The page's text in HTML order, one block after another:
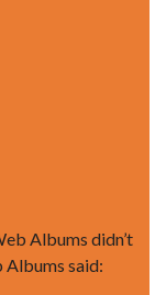
Albums didn’t
Albums said: